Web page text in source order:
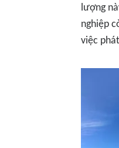
lượng
nghiệp
việc